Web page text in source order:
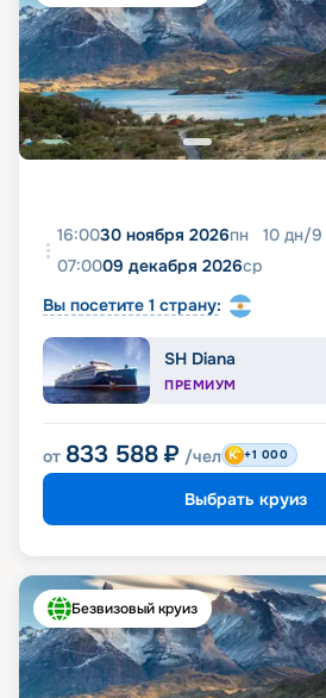
16:0030 ноября 2026пн 10 дн/9
07:0009 декабря 2026ср
Вы посетите 1 страну:
SH Diana
ПРЕМИУМ
от 833 588 ₽ /чел +1 000
Выбрать круиз
Безвизовый круиз